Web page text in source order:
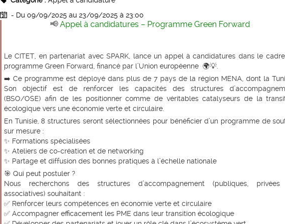
- Du 09/09/2025 au 23/09/2025à 23:00
📢Appel à candidatures – Programme Green Forward
LeCITET , en partenariat avecSPARK , lance un appel à candidatures dans le
programme Green Forward, financé par l’Union européenne 🌍💡.
➡️ Ce programme est déployé dans plus de7 pays de la région MENA , dont la
Son objectif est de renforcer les capacités des structures
(BSO/OSE) afin de les positionner comme de véritables catalyseurs de la
écologique vers une économie verte et circulaire
En Tunisie,8 structures seront sélectionnées pour bénéficier d’un programme de
sur mesure :
✨ Formations spécialisées
✨ Ateliers de co-création et de networking
✨ Partage et diffusion des bonnes pratiques à l’échelle nationale
🎯 Qui peut postuler ?
Nous recherchons des structures d’accompagnement (publiques,
associatives) souhaitant :
✅ Renforcer leurs compétences en économie verte et circulaire
✅ Accompagner efficacement les PME dans leur transition écologique